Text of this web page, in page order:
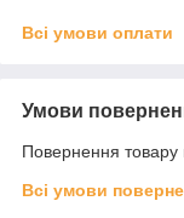
Всі умови оплати
Умови
Повернення товару
Всі умови